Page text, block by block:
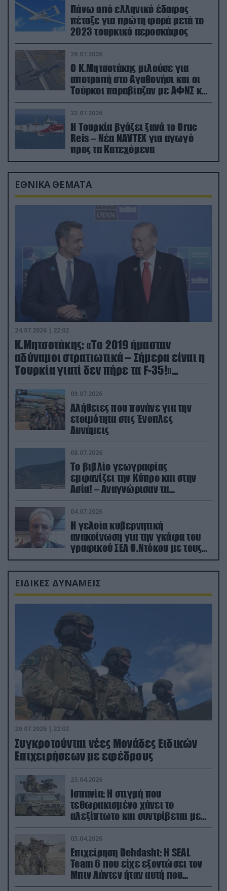
Πάνω από ελληνικό έδαφος
πέταξε για πρώτη φορά μετά το
2023 τουρκικό αεροσκάφος
29.07.2026
Ο Κ.Μητσοτάκης μιλούσε για
αποτροπή στο Αγαθονήσι και οι
Τούρκοι παραβίαζαν με ΑΦΝΣ και
drone
22.07.2026
Η Τουρκία βγάζει ξανά το Oruc
Reis – Νέα NAVTEX για αγωγό
προς τα Κατεχόμενα
ΕΘΝΙΚΑ ΘΕΜΑΤΑ
24.07.2026 | 22:02
Κ.Μητσοτάκης: «Το 2019 ήμασταν
αδύναμοι στρατιωτικά – Σήμερα είναι η
Τουρκία γιατί δεν πήρε τα F-35!»
(βίντεο)
09.07.2026
Αλήθειες που πονάνε για την
ετοιμότητα στις Ένοπλες
Δυνάμεις
08.07.2026
Το βιβλίο γεωγραφίας
εμφανίζει την Κύπρο και στην
Ασία! – Αναγνώρισαν τα
κατεχόμενα; (φωτο)
04.07.2026
Η γελοία κυβερνητική
ανακοίνωση για την γκάφα του
γραφικού ΣΕΑ Θ.Ντόκου με τους
Ρώσους φαρσέρ
ΕΙΔΙΚΕΣ ΔΥΝΑΜΕΙΣ
29.07.2026 | 22:02
Συγκροτούνται νέες Μονάδες Ειδικών
Επιχειρήσεων με εφέδρους
23.04.2026
Ισπανία: Η στιγμή που
τεθωρακισμένο χάνει το
αλεξίπτωτο και συντρίβεται με
ορμή στο έδαφος (βίντεο)
05.04.2026
Επιχείρηση Dehdasht: Η SEAL
Team 6 που είχε εξοντώσει τον
Μπιν Λάντεν ήταν αυτή που
διέσωσε τον πιλότο του F-15